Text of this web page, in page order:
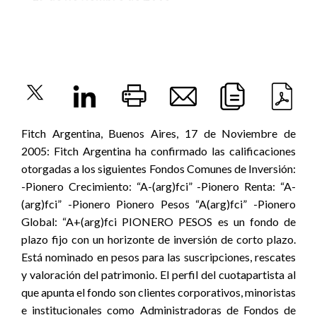
Fitch Argentina, Buenos Aires, 17 de Noviembre de
2005: Fitch Argentina ha confirmado las calificaciones
otorgadas a los siguientes Fondos Comunes de Inversión:
-Pionero Crecimiento: “A-(arg)fci” -Pionero Renta: “A-
(arg)fci” -Pionero Pionero Pesos “A(arg)fci” -Pionero
Global: “A+(arg)fci PIONERO PESOS es un fondo de
plazo fijo con un horizonte de inversión de corto plazo.
Está nominado en pesos para las suscripciones, rescates
y valoración del patrimonio. El perfil del cuotapartista al
que apunta el fondo son clientes corporativos, minoristas
e institucionales como Administradoras de Fondos de